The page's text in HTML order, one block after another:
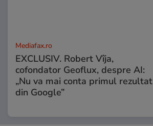
Mediafax.ro
EXCLUSIV. Robert Vîja,
cofondator Geoflux, despre AI:
„Nu va mai conta primul rezultat
din Google”